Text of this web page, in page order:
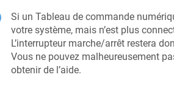
Si un Tableau de commande
votre système, mais n’est plus
L’interrupteur marche/arrêt restera
Vous ne pouvez malheureusement
obtenir de l’aide.